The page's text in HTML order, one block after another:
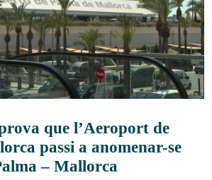
que l’Aeroport de
passi a anomenar-se
– Mallorca